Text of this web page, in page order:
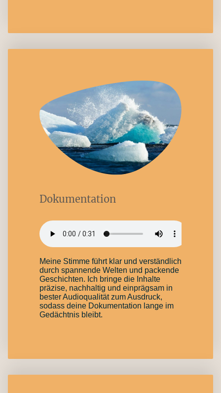
Dokumentation
Meine Stimme führt klar und verständlich
durch spannende Welten und packende
Geschichten. Ich bringe die Inhalte
präzise, nachhaltig und einprägsam in
bester Audioqualität zum Ausdruck,
sodass deine Dokumentation lange im
Gedächtnis bleibt.